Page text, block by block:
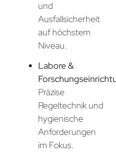
und
Ausfallsicherheit
auf höchstem
Niveau.
Labore &
Präzise
Regeltechnik und
hygienische
Anforderungen
im Fokus.